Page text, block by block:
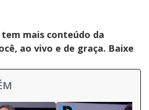
tem mais conteúdo da
ao vivo e de graça. Baixe